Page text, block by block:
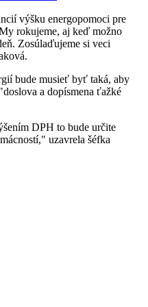
výšku energopomoci pre
rokujeme, aj keď možno
Zosúlaďujeme si veci
bude musieť byť taká, aby
a dopísmena ťažké
DPH to bude určite
uzavrela šéfka